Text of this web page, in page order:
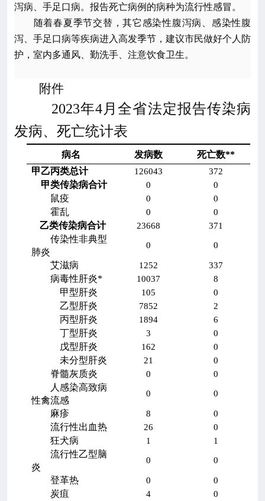
在线互动 
政务公开 
泻病、手足口病。报告死亡病例的病种为流行性感冒。
随着春夏季节交替，其它感染性腹泻病、感染性腹
泻、手足口病等疾病进入高发季节，建议市民做好个人防
护，室内多通风、勤洗手、注意饮食卫生。
附件
2023年4月全省法定报告传染病
发病、死亡统计表
病名 发病数 死亡数**
甲乙丙类总计
126043 372
甲类传染病合计 0 0
鼠疫 0 0
霍乱 0 0
乙类传染病合计 23668 371
传染性非典型
肺炎
0 0
艾滋病 1252 337
病毒性肝炎* 10037 8
甲型肝炎 105 0
乙型肝炎 7852 2
丙型肝炎 1894 6
丁型肝炎 3 0
戊型肝炎 162 0
未分型肝炎 21 0
脊髓灰质炎 0 0
人感染高致病
性禽流感
0 0
麻疹 8 0
流行性出血热 26 0
狂犬病 1 1
流行性乙型脑
炎
0 0
登革热 0 0
炭疽 4 0